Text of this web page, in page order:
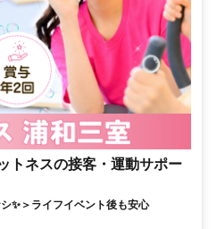
トネスの接客・運動サポー
✨＞ライフイベント後も安心